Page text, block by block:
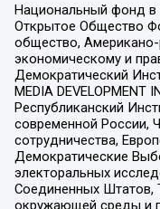
Национальный фонд в
Открытое Общество
общество,
экономическому и
Демократический
MEDIA DEVELOPMENT
Республиканский
современной России,
сотрудничества,
Демократические
электоральных
Соединенных Штатов,
окружающей среды и